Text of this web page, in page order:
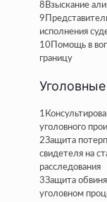
8 Взыскание
9
исполнения
10Помощь в
границу
1
уголовного
2Защита
свидетеля на
расследования
3Защита
уголовном